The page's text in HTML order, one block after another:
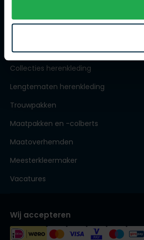
Spierings Herenmode
Over Spierings
Collecties herenkleding
Lengtematen herenkleding
Trouwpakken
Maatpakken en -colberts
Maatoverhemden
Meesterkleermaker
Vacatures
Wij accepteren